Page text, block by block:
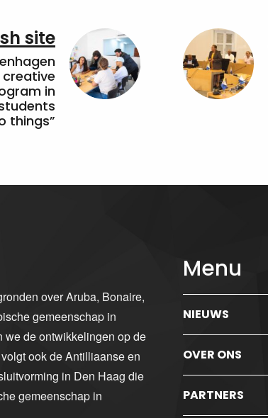
site
in
things”
over Aruba, Bonaire,
gemeenschap in
we de ontwikkelingen op de
ook de Antilliaanse en
in Den Haag die
gemeenschap in
Menu
NIEUWS
OVER ONS
PARTNERS